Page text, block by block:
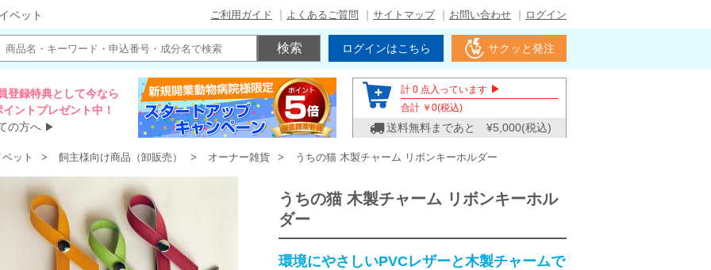
ベット ご利用ガイド よくあるご質問 サイトマップ お問い合わせ ログイン
ログインはこちら サクッと発注
登録特典として今なら
ントプレゼント中！
の方へ ▶
計 0 点入っています ▶
合計 ￥ 0(税込)
送料無料まであと ¥5,000(税込)
ット 飼主様向け商品（卸販売） オーナー雑貨 うちの猫 木製チャーム リボンキーホルダー
うちの猫 木製チャーム リボンキーホル
ダー
環境にやさしいPVCレザーと木製チャームで